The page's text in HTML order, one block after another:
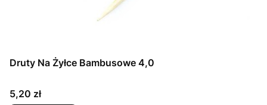
Druty Na Żyłce Bambusowe 4,0
Cena
5,20 zł